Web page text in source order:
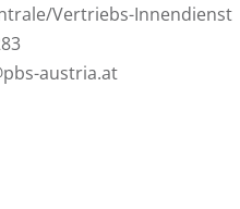
Vertriebs-Innendienst
austria.at